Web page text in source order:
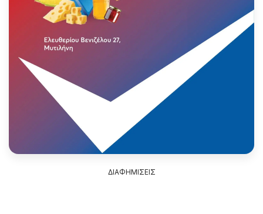
ΔΙΑΦΗΜΙΣΕΙΣ